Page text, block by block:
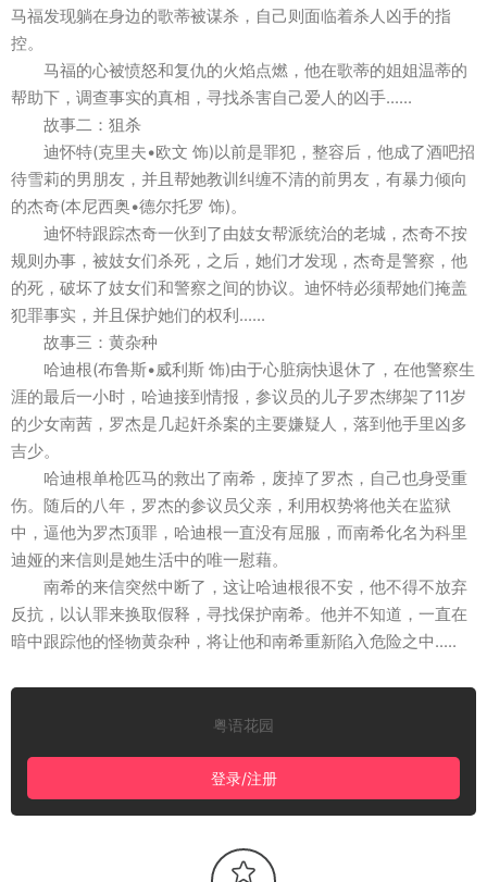
马福发现躺在身边的歌蒂被谋杀，自己则面临着杀人凶手的指
控。
马福的心被愤怒和复仇的火焰点燃，他在歌蒂的姐姐温蒂的
帮助下，调查事实的真相，寻找杀害自己爱人的凶手......
故事二：狙杀
迪怀特(克里夫•欧文 饰)以前是罪犯，整容后，他成了酒吧招
待雪莉的男朋友，并且帮她教训纠缠不清的前男友，有暴力倾向
的杰奇(本尼西奥•德尔托罗 饰)。
迪怀特跟踪杰奇一伙到了由妓女帮派统治的老城，杰奇不按
规则办事，被妓女们杀死，之后，她们才发现，杰奇是警察，他
的死，破坏了妓女们和警察之间的协议。迪怀特必须帮她们掩盖
犯罪事实，并且保护她们的权利......
故事三：黄杂种
哈迪根(布鲁斯•威利斯 饰)由于心脏病快退休了，在他警察生
涯的最后一小时，哈迪接到情报，参议员的儿子罗杰绑架了11岁
的少女南茜，罗杰是几起奸杀案的主要嫌疑人，落到他手里凶多
吉少。
哈迪根单枪匹马的救出了南希，废掉了罗杰，自己也身受重
伤。随后的八年，罗杰的参议员父亲，利用权势将他关在监狱
中，逼他为罗杰顶罪，哈迪根一直没有屈服，而南希化名为科里
迪娅的来信则是她生活中的唯一慰藉。
南希的来信突然中断了，这让哈迪根很不安，他不得不放弃
反抗，以认罪来换取假释，寻找保护南希。他并不知道，一直在
暗中跟踪他的怪物黄杂种，将让他和南希重新陷入危险之中.....
粤语花园
登录/注册